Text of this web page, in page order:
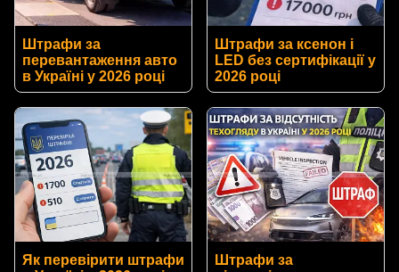
Штрафи за
перевантаження авто
в Україні у 2026 році
Штрафи за ксенон і
LED без сертифікації у
2026 році
Як перевірити штрафи
Штрафи за